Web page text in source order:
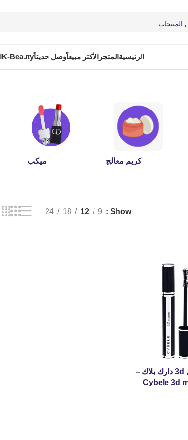
الرئيسية المتجر الأكثر مبيعاًوصل حديثاًK-Beauty
كريم معالج ميكب
Show
9
12
18
24
ماسكرا سيبال 3d دارك بلاك –